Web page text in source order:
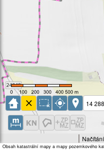
Obsah katastrální mapy a mapy pozemkového